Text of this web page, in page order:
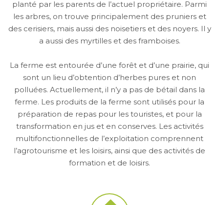
planté par les parents de l’actuel propriétaire. Parmi
les arbres, on trouve principalement des pruniers et
des cerisiers, mais aussi des noisetiers et des noyers. Il y
a aussi des myrtilles et des framboises.
La ferme est entourée d’une forêt et d’une prairie, qui
sont un lieu d’obtention d’herbes pures et non
polluées. Actuellement, il n’y a pas de bétail dans la
ferme. Les produits de la ferme sont utilisés pour la
préparation de repas pour les touristes, et pour la
transformation en jus et en conserves. Les activités
multifonctionnelles de l’exploitation comprennent
l’agrotourisme et les loisirs, ainsi que des activités de
formation et de loisirs.